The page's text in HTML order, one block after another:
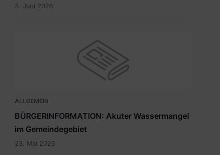
3. Juni 2026
ALLGEMEIN
BÜRGERINFORMATION: Akuter Wassermangel
im Gemeindegebiet
23. Mai 2026